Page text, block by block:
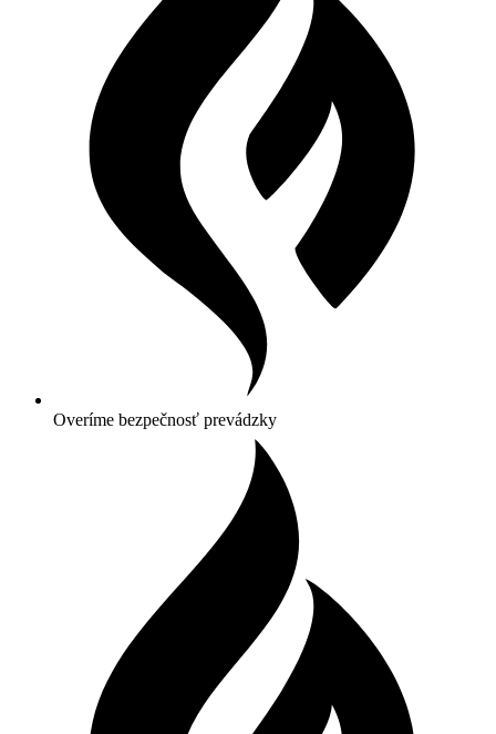
Overíme bezpečnosť prevádzky